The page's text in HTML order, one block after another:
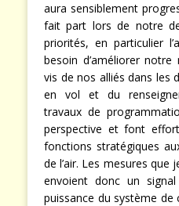
aura sensiblement
fait part lors de notre
priorités, en particulier
besoin d’améliorer notre
vis de nos alliés dans les
en vol et du
travaux de
perspective et font
fonctions stratégiques
de l’air. Les mesures que
envoient donc un
puissance du système de